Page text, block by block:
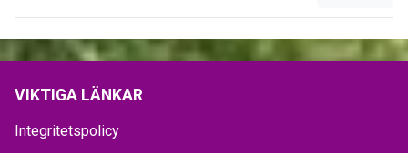
VIKTIGA LÄNKAR
Integritetspolicy